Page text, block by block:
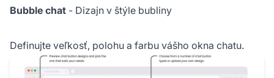
Bubble chat - Dizajn v štýle bubliny
Definujte veľkosť, polohu a farbu vášho okna chatu.